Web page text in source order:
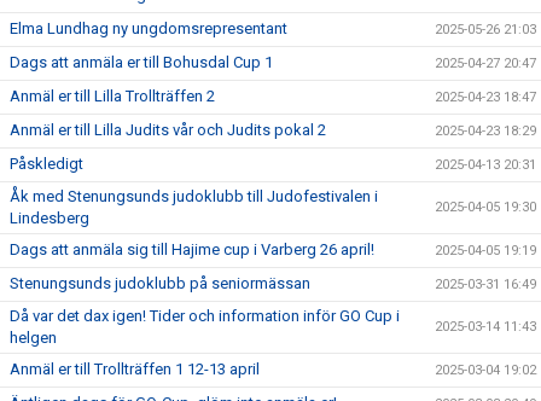
Elma Lundhag ny ungdomsrepresentant 2025-05-26 21:03
Dags att anmäla er till Bohusdal Cup 1 2025-04-27 20:47
Anmäl er till Lilla Trollträffen 2 2025-04-23 18:47
Anmäl er till Lilla Judits vår och Judits pokal 2 2025-04-23 18:29
Påskledigt 2025-04-13 20:31
Åk med Stenungsunds judoklubb till Judofestivalen i
Lindesberg
2025-04-05 19:30
Dags att anmäla sig till Hajime cup i Varberg 26 april! 2025-04-05 19:19
Stenungsunds judoklubb på seniormässan 2025-03-31 16:49
Då var det dax igen! Tider och information inför GO Cup i
helgen
2025-03-14 11:43
Anmäl er till Trollträffen 1 12-13 april 2025-03-04 19:02